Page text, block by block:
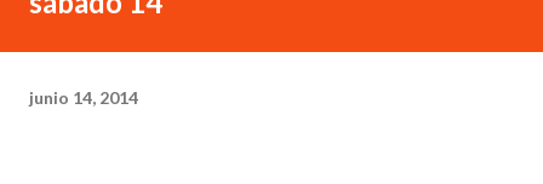
junio 14, 2014